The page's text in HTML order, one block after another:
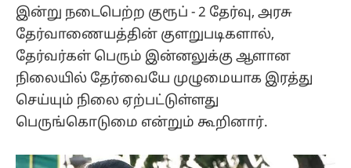
இன்று நடைபெற்ற குரூப் - 2 தேர்வு, அரசு
தேர்வாணையத்தின் குளறுபடிகளால்,
தேர்வர்கள் பெரும் இன்னலுக்கு ஆளான
நிலையில் தேர்வையே முழுமையாக இரத்து
செய்யும் நிலை ஏற்பட்டுள்ளது
பெருங்கொடுமை என்றும் கூறினார்.